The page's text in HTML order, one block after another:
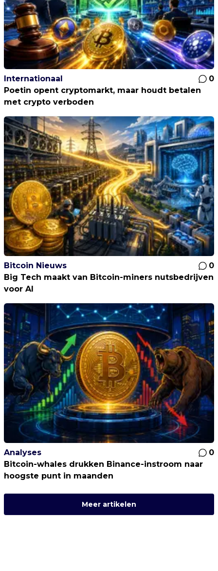
Internationaal
0
Poetin opent cryptomarkt, maar houdt betalen
met crypto verboden
Bitcoin Nieuws
0
Big Tech maakt van Bitcoin-miners nutsbedrijven
voor AI
Analyses
0
Bitcoin-whales drukken Binance-instroom naar
hoogste punt in maanden
Meer artikelen